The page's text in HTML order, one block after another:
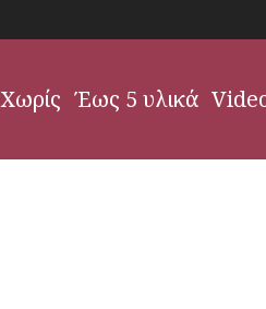
Χωρίς Έως 5 υλικά